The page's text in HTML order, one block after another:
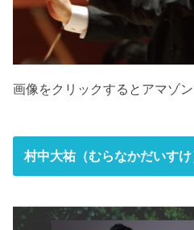
画像をクリックするとアマゾン
村中大祐（むらなかだいすけ